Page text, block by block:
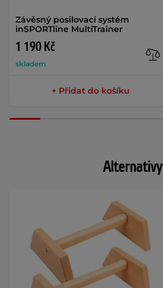
Závěsný posilovací systém
inSPORTline MultiTrainer
1 190 Kč
skladem
+ Přidat do košíku
Alternativy